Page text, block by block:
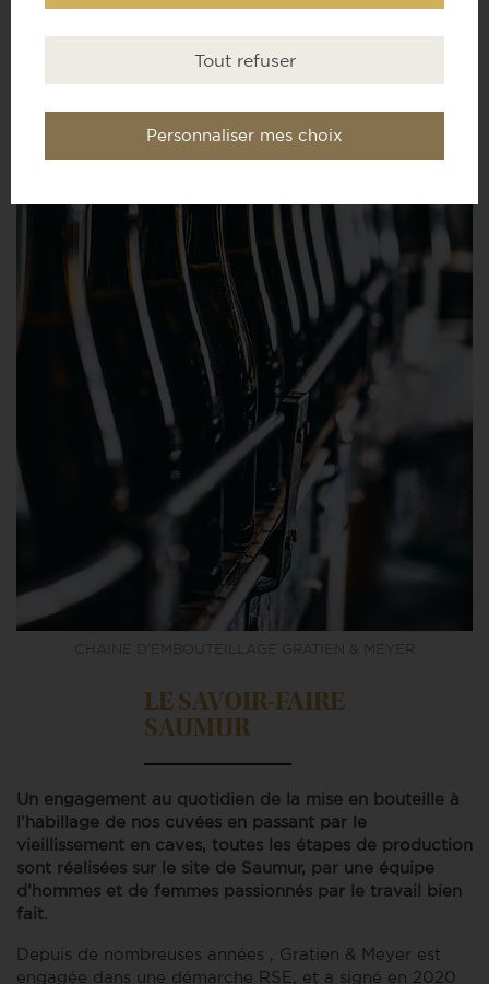
LE SAVOIR-FAIRE
SAUMUR
Un engagement au quotidien de la mise en bouteille à
l’habillage de nos cuvées en passant par le
vieillissement en caves, toutes les étapes de production
sont réalisées sur le site de Saumur, par une équipe
d’hommes et de femmes passionnés par le travail bien
fait.
Depuis de nombreuses années , Gratien & Meyer est
engagée dans une démarche RSE, et a signé en 2020
Tout refuser
Personnaliser mes choix